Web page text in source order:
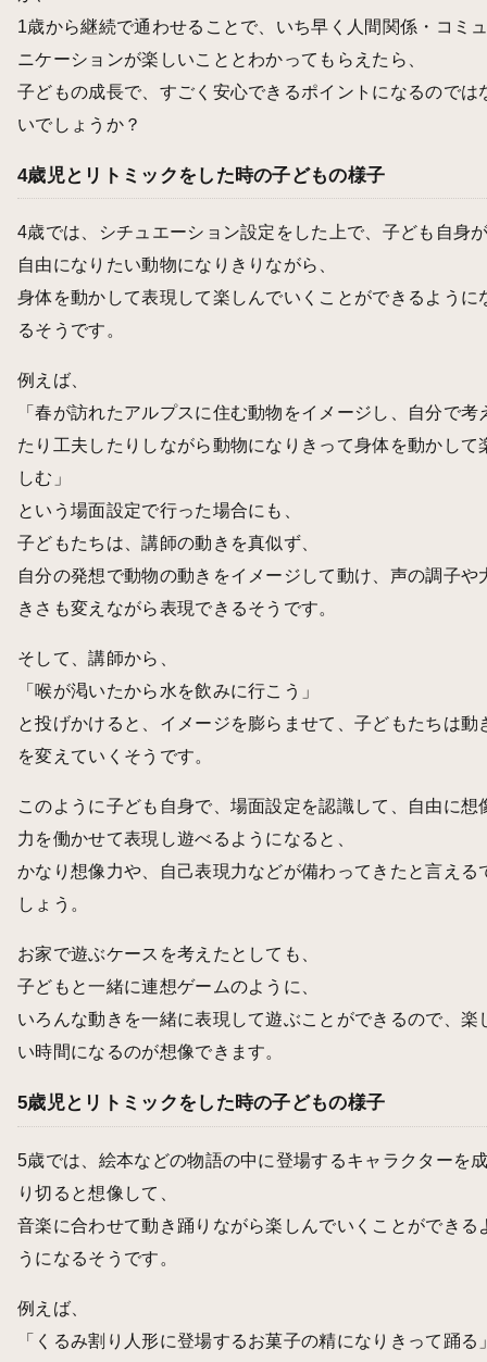
1歳から継続で通わせることで、いち早く人間関係・コミ
ニケーションが楽しいこととわかってもらえたら、
子どもの成長で、すごく安心できるポイントになるのでは
いでしょうか？
4歳児とリトミックをした時の子どもの様子
4歳では、シチュエーション設定をした上で、子ども自身
自由になりたい動物になりきりながら、
身体を動かして表現して楽しんでいくことができるように
るそうです。
例えば、
「春が訪れたアルプスに住む動物をイメージし、自分で考
たり工夫したりしながら動物になりきって身体を動かして
しむ」
という場面設定で行った場合にも、
子どもたちは、講師の動きを真似ず、
自分の発想で動物の動きをイメージして動け、声の調子や
きさも変えながら表現できるそうです。
そして、講師から、
「喉が渇いたから水を飲みに行こう」
と投げかけると、イメージを膨らませて、子どもたちは動
を変えていくそうです。
このように子ども自身で、場面設定を認識して、自由に想
力を働かせて表現し遊べるようになると、
かなり想像力や、自己表現力などが備わってきたと言える
しょう。
お家で遊ぶケースを考えたとしても、
子どもと一緒に連想ゲームのように、
いろんな動きを一緒に表現して遊ぶことができるので、楽
い時間になるのが想像できます。
5歳児とリトミックをした時の子どもの様子
5歳では、絵本などの物語の中に登場するキャラクターを
り切ると想像して、
音楽に合わせて動き踊りながら楽しんでいくことができる
うになるそうです。
例えば、
「くるみ割り人形に登場するお菓子の精になりきって踊る